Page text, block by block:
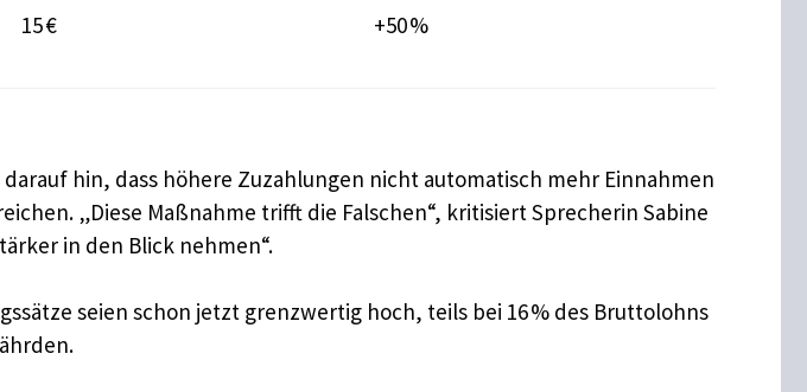
15 € +50 %
hin, dass höhere Zuzahlungen nicht automatisch mehr Einnahmen
„Diese Maßnahme trifft die Falschen“, kritisiert Sprecherin Sabine
in den Blick nehmen“.
seien schon jetzt grenzwertig hoch, teils bei 16 % des Bruttolohns